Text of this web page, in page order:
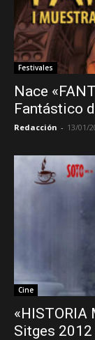
Festivales
Nace
Fantástico
Redacción - 13/01/
Cine
«HISTORIA
Sitges